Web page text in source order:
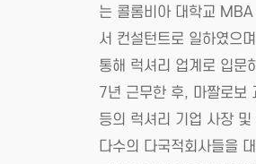
는 콜롬비아 대학교 MBA
서 컨설턴트로 일하였으
통해 럭셔리 업계로 입문
7년 근무한 후, 마짤로보
등의 럭셔리 기업 사장 및
다수의 다국적회사들을